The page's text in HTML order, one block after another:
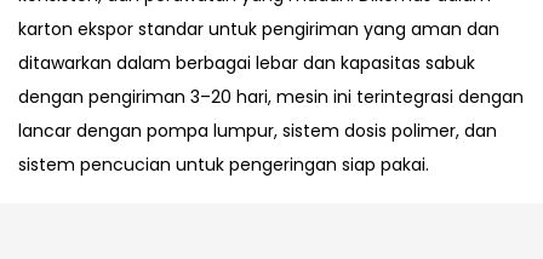
karton ekspor standar untuk pengiriman yang aman dan
ditawarkan dalam berbagai lebar dan kapasitas sabuk
dengan pengiriman 3–20 hari, mesin ini terintegrasi dengan
lancar dengan pompa lumpur, sistem dosis polimer, dan
sistem pencucian untuk pengeringan siap pakai.